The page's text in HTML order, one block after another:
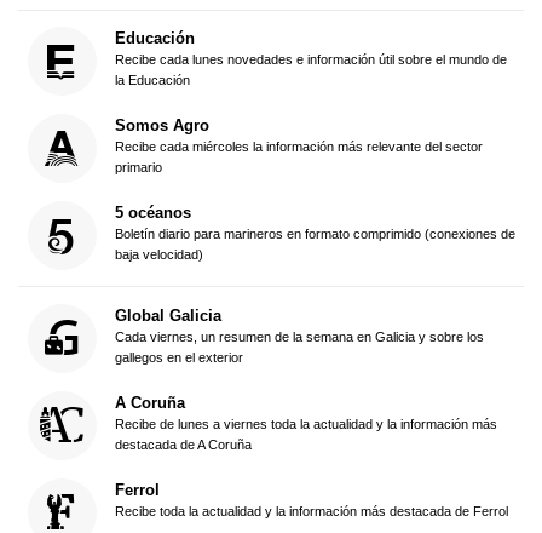
Educación
Recibe cada lunes novedades e información útil sobre el mundo de
la Educación
Somos Agro
Recibe cada miércoles la información más relevante del sector
primario
5 océanos
Boletín diario para marineros en formato comprimido (conexiones de
baja velocidad)
Global Galicia
Cada viernes, un resumen de la semana en Galicia y sobre los
gallegos en el exterior
A Coruña
Recibe de lunes a viernes toda la actualidad y la información más
destacada de A Coruña
Ferrol
Recibe toda la actualidad y la información más destacada de Ferrol